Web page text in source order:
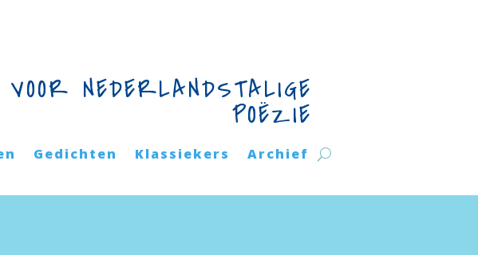
NEDERLANDSTALIGE
POËZIE
Gedichten Klassiekers Archief